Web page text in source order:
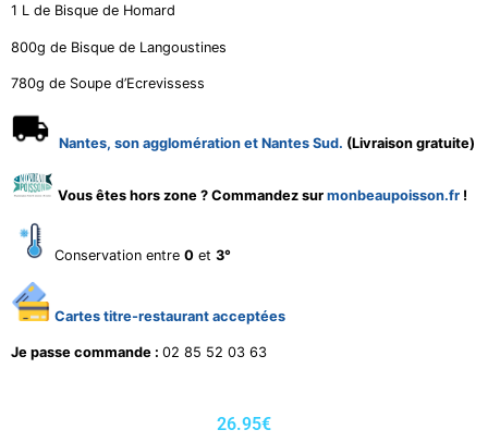
1 L de Bisque de Homard
800g de Bisque de Langoustines
780g de Soupe d’Ecrevissess
Nantes, son agglomération et Nantes Sud. (Livraison gratuite)
Vous êtes hors zone ? Commandez sur monbeaupoisson.fr !
Conservation entre 0 et 3°
Cartes titre-restaurant acceptées
Je passe commande : 02 85 52 03 63
26.95€